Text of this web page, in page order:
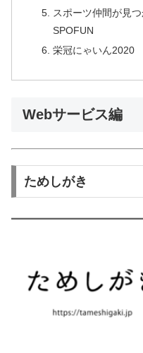
スポーツ仲間が見
SPOFUN
栄冠にゃいん2020
Webサービス編
ためしがき